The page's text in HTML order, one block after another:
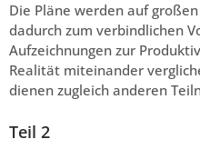
Die Pläne werden auf
dadurch zum verbindlichen
Aufzeichnungen zur
Realität miteinander
dienen zugleich anderen
Teil 2